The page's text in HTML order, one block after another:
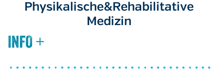
Physikalische&Rehabilitative
Medizin